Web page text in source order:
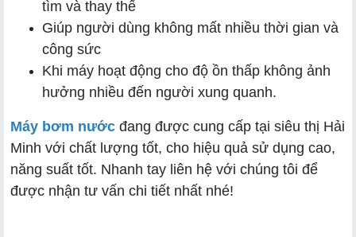
tìm và thay thế
Giúp người dùng không mất nhiều thời gian và
công sức
Khi máy hoạt động cho độ ồn thấp không ảnh
hưởng nhiều đến người xung quanh.
Máy bơm nước đang được cung cấp tại siêu thị Hải
Minh với chất lượng tốt, cho hiệu quả sử dụng cao,
năng suất tốt. Nhanh tay liên hệ với chúng tôi để
được nhận tư vấn chi tiết nhất nhé!